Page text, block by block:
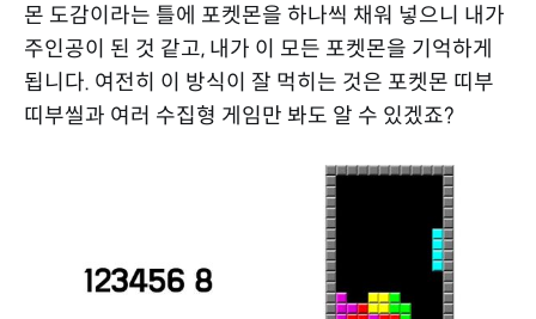
몬 도감이라는 틀에 포켓몬을 하나씩 채워 넣으니 내가
주인공이 된 것 같고, 내가 이 모든 포켓몬을 기억하게
됩니다. 여전히 이 방식이 잘 먹히는 것은 포켓몬 띠부
띠부씰과 여러 수집형 게임만 봐도 알 수 있겠죠?